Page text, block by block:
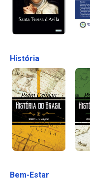
História
Bem-Estar